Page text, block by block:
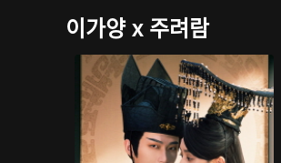
이가양 x 주려람